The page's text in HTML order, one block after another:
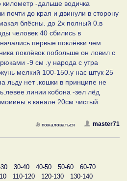
километр -дальше водичка
почти до края и двинули в сторону
блёсны. до 2х полный 0.в
человек 40 сбились в
первые поклёвки чем
поклёвок побольше он ловил с
-9 см .у народа с утра
мелкий 100-150.у нас штук 25
льду нет .кошки в принципе не
линии кобона -зел лёд
канале 20см чистый
master71
пожаловаться
30-40 40-50 50-60
60-70
110-120 120-130
130-140